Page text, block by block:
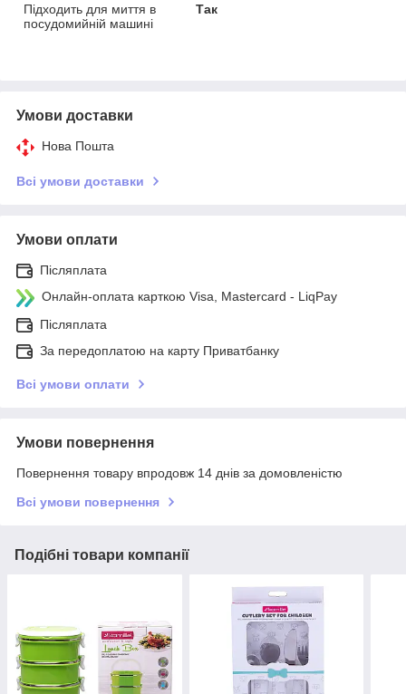
Підходить для миття в
посудомийній машині
Так
Умови доставки
Нова Пошта
Всі умови доставки
Умови оплати
Післяплата
Онлайн-оплата карткою Visa, Mastercard - LiqPay
Післяплата
За передоплатою на карту Приватбанку
Всі умови оплати
Умови повернення
Повернення товару впродовж 14 днів за домовленістю
Всі умови повернення
Подібні товари компанії